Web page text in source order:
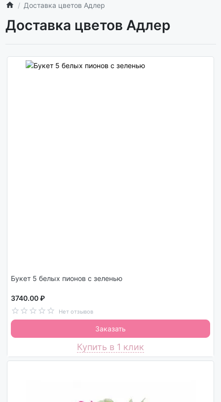
Доставка цветов Адлер
Доставка цветов Адлер
Букет 5 белых пионов с зеленью
3740.00 ₽
Нет отзывов
Заказать
Купить в 1 клик